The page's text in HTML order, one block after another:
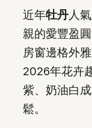
近年牡丹人
親的愛豐盈圓
房窗邊格外
2026年花卉
紫、奶油白
鬆。